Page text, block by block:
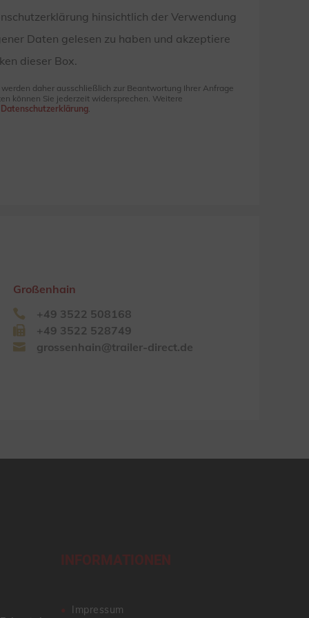
hinsichtlich der Verwendung
Daten gelesen zu haben und akzeptiere
dieser Box.
daher ausschließlich zur Beantwortung Ihrer Anfrage
können Sie jederzeit widersprechen. Weitere
Datenschutzerklärung.
Großenhain
+49 3522 508168
+49 3522 528749
grossenhain@trailer-direct.de
INFORMATIONEN
Impressum